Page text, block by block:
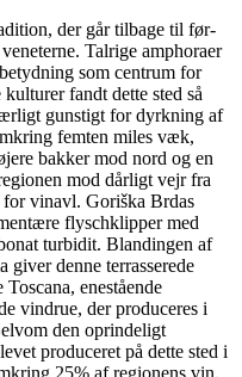
der går tilbage til før-
Talrige amphoraer
som centrum for
fandt dette sted så
gunstigt for dyrkning af
femten miles væk,
bakker mod nord og en
mod dårligt vejr fra
vinavl. Goriška Brdas
flyschklipper med
turbidit. Blandingen af
denne terrasserede
enestående
vindrue, der produceres i
den oprindeligt
produceret på dette sted i
25% af regionens vin.